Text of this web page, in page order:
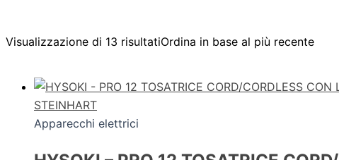
Visualizzazione di 13 risultatiOrdina in base al più recente
STEINHART
Apparecchi elettrici